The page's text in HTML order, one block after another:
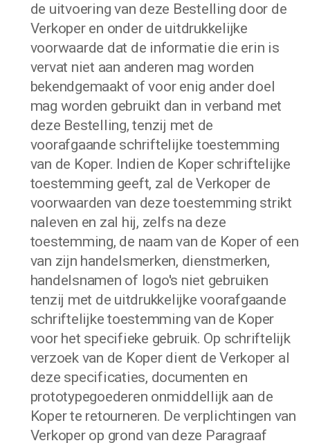
de uitvoering van deze Bestelling door de
Verkoper en onder de uitdrukkelijke
voorwaarde dat de informatie die erin is
vervat niet aan anderen mag worden
bekendgemaakt of voor enig ander doel
mag worden gebruikt dan in verband met
deze Bestelling, tenzij met de
voorafgaande schriftelijke toestemming
van de Koper. Indien de Koper schriftelijke
toestemming geeft, zal de Verkoper de
voorwaarden van deze toestemming strikt
naleven en zal hij, zelfs na deze
toestemming, de naam van de Koper of een
van zijn handelsmerken, dienstmerken,
handelsnamen of logo's niet gebruiken
tenzij met de uitdrukkelijke voorafgaande
schriftelijke toestemming van de Koper
voor het specifieke gebruik. Op schriftelijk
verzoek van de Koper dient de Verkoper al
deze specificaties, documenten en
prototypegoederen onmiddellijk aan de
Koper te retourneren. De verplichtingen van
Verkoper op grond van deze Paragraaf